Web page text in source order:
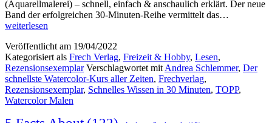
(Aquarellmalerei) – schnell, einfach & anschaulich erklärt. Der neue
Band der erfolgreichen 30-Minuten-Reihe vermittelt das…
Watercolor
von
weiterlesen
Veröffentlicht am 19/04/2022
Kategorisiert als Frech Verlag, Freizeit & Hobby, Lesen,
Rezensionsexemplar Verschlagwortet mit Andrea Schlemmer, Der
schnellste Watercolor-Kurs aller Zeiten, Frechverlag,
Rezensionsexemplar, Schnelles Wissen in 30 Minuten, TOPP,
Watercolor Malen